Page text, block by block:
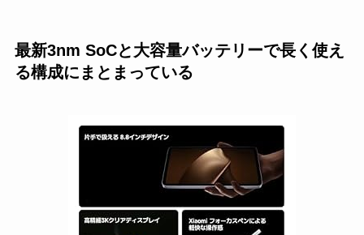
最新3nm SoCと大容量バッテリーで長く使え
る構成にまとまっている